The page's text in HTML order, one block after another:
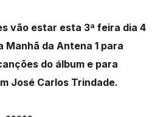
vão estar esta 3ª feira dia 4
Manhã da Antena 1 para
do álbum e para
José Carlos Trindade.